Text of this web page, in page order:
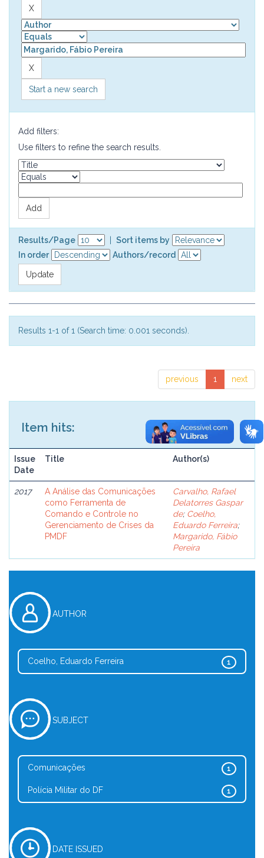
Start a new search
Add filters:
Use filters to refine the search results.
Results/Page
Sort items by
In order
Authors/record
Results 1-1 of 1 (Search time: 0.001 seconds).
previous 1 next
Item hits:
Issue
Date
Title Author(s)
2017
A Análise das Comunicações
como Ferramenta de
Comando e Controle no
Gerenciamento de Crises da
PMDF
Carvalho, Rafael
Delatorres Gaspar
de; Coelho,
Eduardo Ferreira;
Margarido, Fábio
Pereira
AUTHOR
1
Coelho, Eduardo Ferreira
SUBJECT
1
Comunicações
1
Polícia Militar do DF
DATE ISSUED